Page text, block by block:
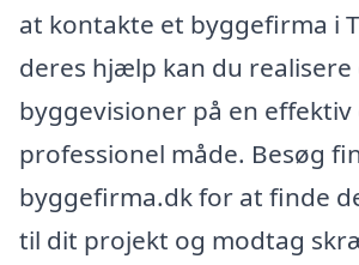
at kontakte et byggefirma i
deres hjælp kan du realisere
byggevisioner på en effektiv
professionel måde. Besøg
byggefirma.dk for at finde
til dit projekt og modtag